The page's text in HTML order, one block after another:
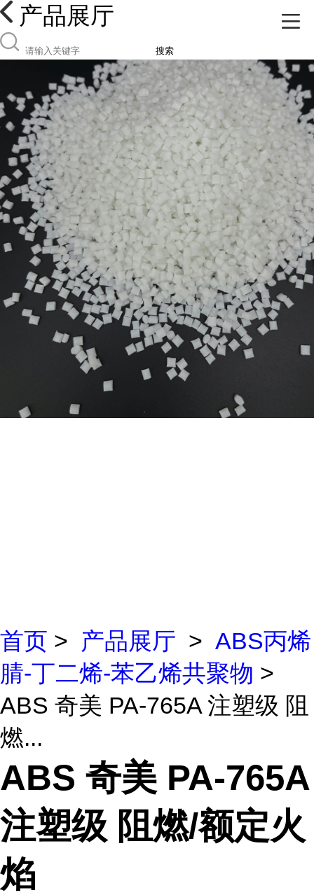
产品展厅
搜索
首页 > 产品展厅 > ABS丙烯
腈-丁二烯-苯乙烯共聚物 >
ABS 奇美 PA-765A 注塑级 阻
燃...
ABS 奇美 PA-765A
注塑级 阻燃/额定火
焰